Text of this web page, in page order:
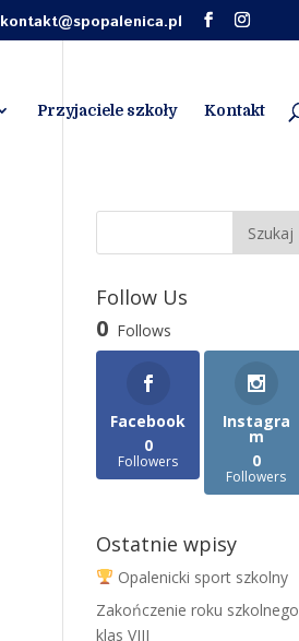
kontakt@spopalenica.pl
Przyjaciele szkoły Kontakt
Follow Us
0 Follows
Facebook
0
Followers
Instagra
m
0
Followers
Ostatnie wpisy
Opalenicki sport szkolny
Zakończenie roku szkolnego
klas VIII